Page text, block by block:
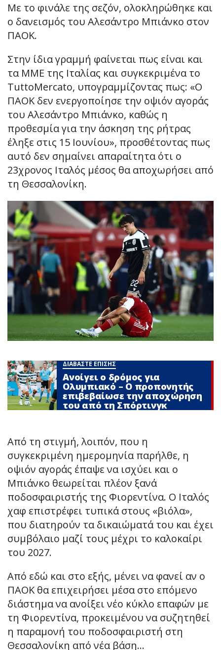
Με το φινάλε της σεζόν, ολοκληρώθηκε και
ο δανεισμός του Αλεσάντρο Μπιάνκο στον
ΠΑΟΚ.
Στην ίδια γραμμή φαίνεται πως είναι και
τα ΜΜΕ της Ιταλίας και συγκεκριμένα το
TuttoMercato, υπογραμμίζοντας πως: «Ο
ΠΑΟΚ δεν ενεργοποίησε την οψιόν αγοράς
του Αλεσάντρο Μπιάνκο, καθώς η
προθεσμία για την άσκηση της ρήτρας
έληξε στις 15 Ιουνίου», προσθέτοντας πως
αυτό δεν σημαίνει απαραίτητα ότι ο
23χρονος Ιταλός μέσος θα αποχωρήσει από
τη Θεσσαλονίκη.
ΔΙΑΒΑΣΤΕ ΕΠΙΣΗΣ
Ανοίγει ο δρόμος για
Ολυμπιακό – Ο προπονητής
επιβεβαίωσε την αποχώρηση
του από τη Σπόρτινγκ
Από τη στιγμή, λοιπόν, που η
συγκεκριμένη ημερομηνία παρήλθε, η
οψιόν αγοράς έπαψε να ισχύει και ο
Μπιάνκο θεωρείται πλέον ξανά
ποδοσφαιριστής της Φιορεντίνα. Ο Ιταλός
χαφ επιστρέφει τυπικά στους «βιόλα»,
που διατηρούν τα δικαιώματά του και έχει
συμβόλαιο μαζί τους μέχρι το καλοκαίρι
του 2027.
Από εδώ και στο εξής, μένει να φανεί αν ο
ΠΑΟΚ θα επιχειρήσει μέσα στο επόμενο
διάστημα να ανοίξει νέο κύκλο επαφών με
τη Φιορεντίνα, προκειμένου να συζητηθεί
η παραμονή του ποδοσφαιριστή στη
Θεσσαλονίκη από νέα βάση…